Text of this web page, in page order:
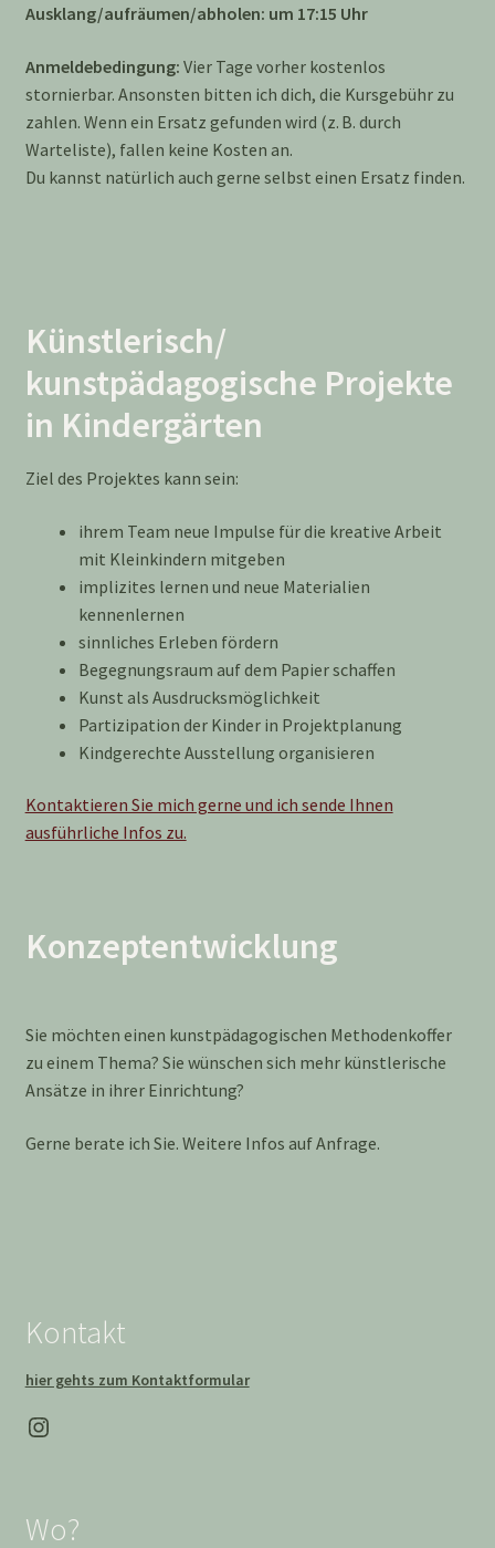
Ausklang/aufräumen/abholen: um 17:15 Uhr
Anmeldebedingung: Vier Tage vorher kostenlos
stornierbar. Ansonsten bitten ich dich, die Kursgebühr zu
zahlen. Wenn ein Ersatz gefunden wird (z. B. durch
Warteliste), fallen keine Kosten an.
Du kannst natürlich auch gerne selbst einen Ersatz finden.
Künstlerisch/
kunstpädagogische Projekte
in Kindergärten
Ziel des Projektes kann sein:
ihrem Team neue Impulse für die kreative Arbeit
mit Kleinkindern mitgeben
implizites lernen und neue Materialien
kennenlernen
sinnliches Erleben fördern
Begegnungsraum auf dem Papier schaffen
Kunst als Ausdrucksmöglichkeit
Partizipation der Kinder in Projektplanung
Kindgerechte Ausstellung organisieren
Kontaktieren Sie mich gerne und ich sende Ihnen
ausführliche Infos zu.
Konzeptentwicklung
Sie möchten einen kunstpädagogischen Methodenkoffer
zu einem Thema? Sie wünschen sich mehr künstlerische
Ansätze in ihrer Einrichtung?
Gerne berate ich Sie. Weitere Infos auf Anfrage.
Kontakt
hier gehts zum Kontaktformular
Instagram
Wo?